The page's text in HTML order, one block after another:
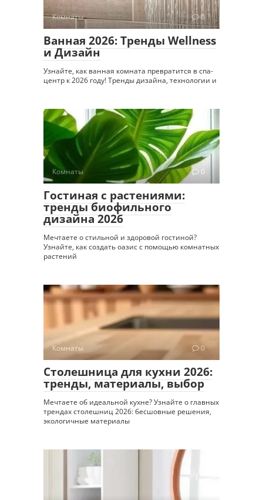
Комнаты 0
Ванная 2026: Тренды Wellness
и Дизайн
Узнайте, как ванная комната превратится в спа-
центр к 2026 году! Тренды дизайна, технологии и
Комнаты 0
Гостиная с растениями:
тренды биофильного
дизайна 2026
Мечтаете о стильной и здоровой гостиной?
Узнайте, как создать оазис с помощью комнатных
растений
Комнаты 0
Столешница для кухни 2026:
тренды, материалы, выбор
Мечтаете об идеальной кухне? Узнайте о главных
трендах столешниц 2026: бесшовные решения,
экологичные материалы